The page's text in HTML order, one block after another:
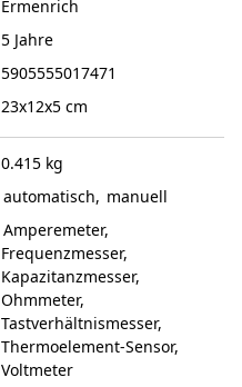
Ermenrich
5 Jahre
5905555017471
23x12x5 cm
0.415 kg
automatisch, manuell
Amperemeter,
Frequenzmesser,
Kapazitanzmesser,
Ohmmeter,
Tastverhältnismesser,
Thermoelement-Sensor,
Voltmeter